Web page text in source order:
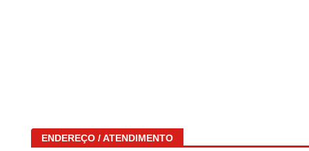
ENDEREÇO / ATENDIMENTO